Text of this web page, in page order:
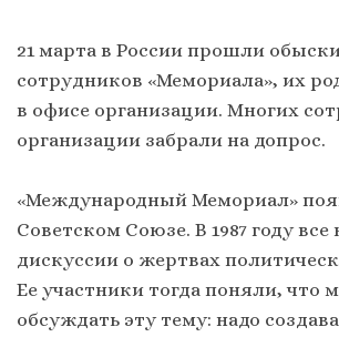
21 марта в России прошли
сотрудников «Мемориала», их
в офисе организации. Многих
организации забрали на допрос.
«Международный Мемориал»
Советском Союзе. В 1987 году все
дискуссии о жертвах
Ее участники тогда поняли, что
обсуждать эту тему: надо